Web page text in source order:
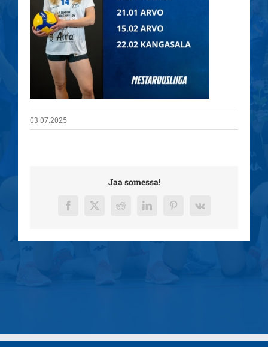
03.07.2025
Jaa somessa!
Facebook
X RedditLinkedInPinterest
Vk